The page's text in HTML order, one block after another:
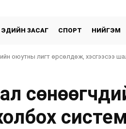
ЭДИЙН ЗАСАГ СПОРТ НИЙГЭМ
оюутны лигт өрсөлдөж, хэсгээсээ